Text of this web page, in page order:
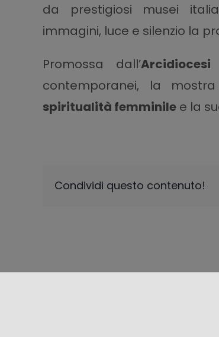
da prestigiosi musei
immagini, luce e silenzio la
Promossa dall’
contemporanei, la
spiritualità femminilee la
Condividi questo contenuto!